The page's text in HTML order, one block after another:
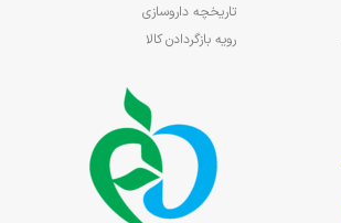
تاریخچه داروسازی
رویه بازگردادن کالا